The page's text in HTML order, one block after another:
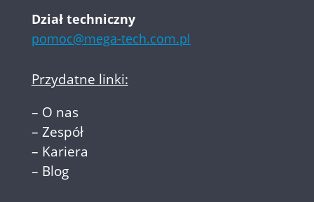
Dział techniczny
pomoc@mega-tech.com.pl
Przydatne linki:
– O nas
– Zespół
– Kariera
– Blog